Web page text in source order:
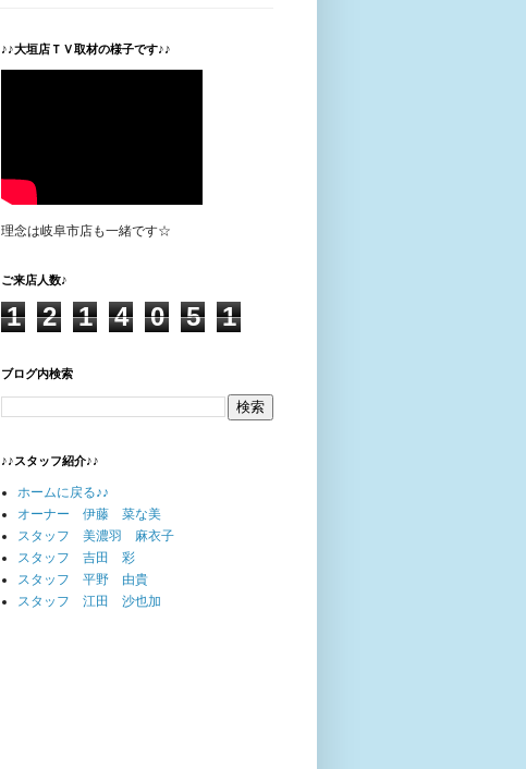
♪♪大垣店ＴＶ取材の様子です♪♪
理念は岐阜市店も一緒です☆
ご来店人数♪
1 2 1 4 0 5 1
ブログ内検索
♪♪スタッフ紹介♪♪
ホームに戻る♪♪
オーナー 伊藤 菜な美
スタッフ 美濃羽 麻衣子
スタッフ 吉田 彩
スタッフ 平野 由貴
スタッフ 江田 沙也加